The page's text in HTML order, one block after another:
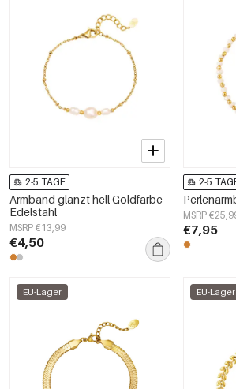
2-5 TAGE
Armband glänzt hell Goldfarbe
Edelstahl
MSRP €13,99
€4,50
2-5
MSRP
€7,95
EU-Lager EU-Lager